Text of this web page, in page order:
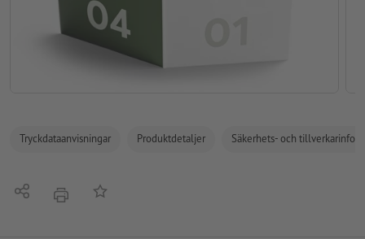
Tryckdataanvisningar Produktdetaljer Säkerhets- och
Dela erbjudandePå anteckningslistan